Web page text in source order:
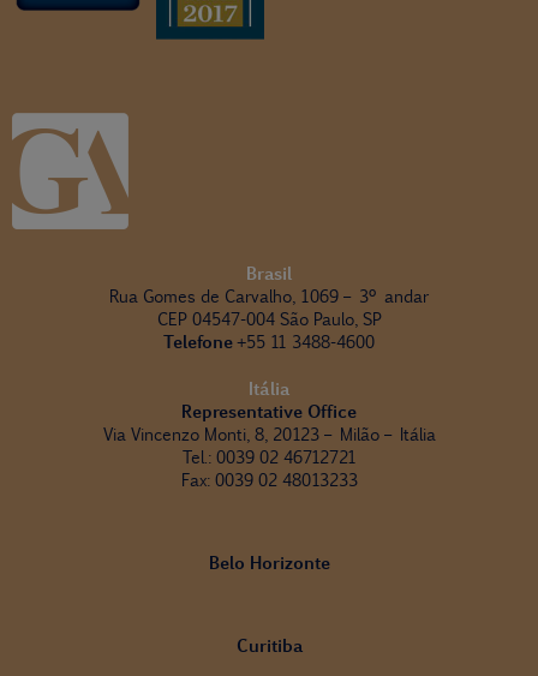
Brasil
Rua Gomes de Carvalho, 1069 – 3º andar
CEP 04547-004 São Paulo, SP
Telefone+55 11 3488-4600
Itália
Representative Office
Via Vincenzo Monti, 8, 20123 – Milão – Itália
Tel.: 0039 02 46712721
Fax: 0039 02 48013233
Belo Horizonte
Curitiba